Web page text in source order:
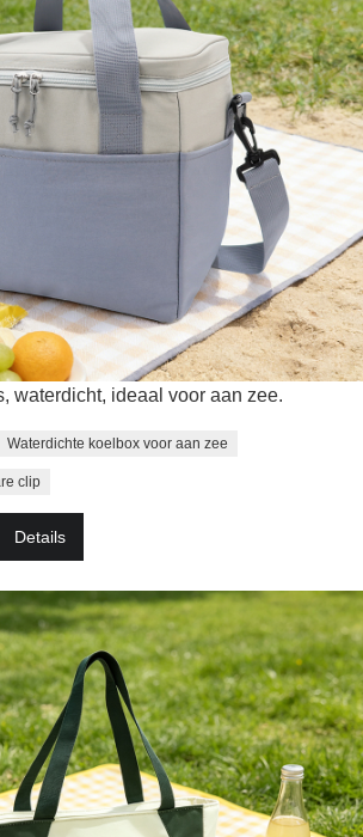
waterdicht, ideaal voor aan zee.
Waterdichte koelbox voor aan zee
clip
Details